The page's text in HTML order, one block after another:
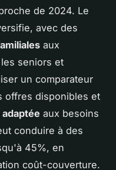
de 2024. Le
avec des
aux
seniors et
un comparateur
offres disponibles et
aux besoins
conduire à des
45%, en
coût-couverture.